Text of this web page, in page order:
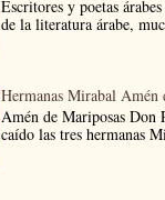
Escritores y poetas
de la literatura árabe,
Hermanas Mirabal Amén
Amén de Mariposas
caído las tres hermanas